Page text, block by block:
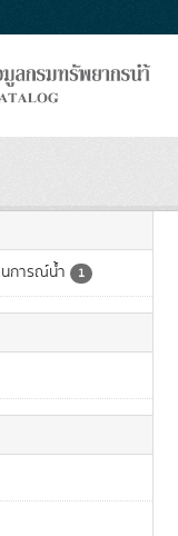
นการณ์น้ำ 1